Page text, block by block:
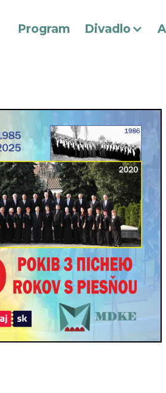
Program Divadlo